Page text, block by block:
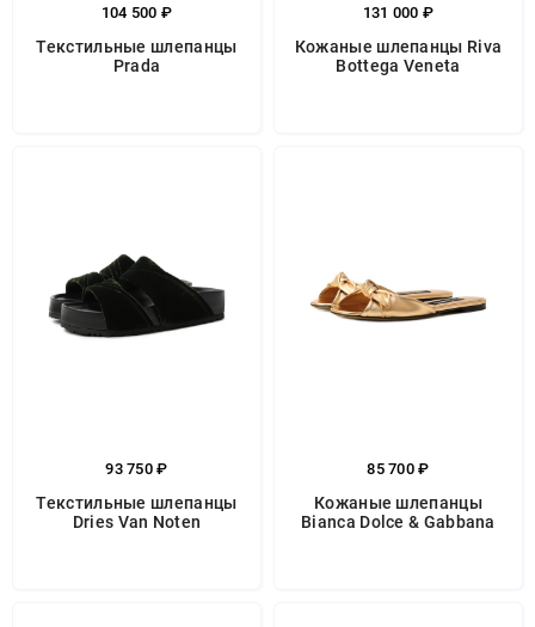
104 500 ₽
Текстильные шлепанцы
Prada
131 000 ₽
Кожаные шлепанцы Riva
Bottega Veneta
93 750 ₽
Текстильные шлепанцы
Dries Van Noten
85 700 ₽
Кожаные шлепанцы
Bianca Dolce & Gabbana